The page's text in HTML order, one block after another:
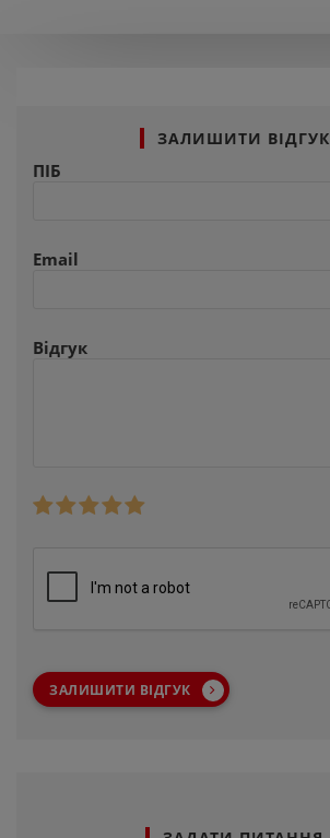
ЗАЛИШИТИ ВІДГУК
ПІБ
Email
Відгук
ЗАЛИШИТИ ВІДГУК